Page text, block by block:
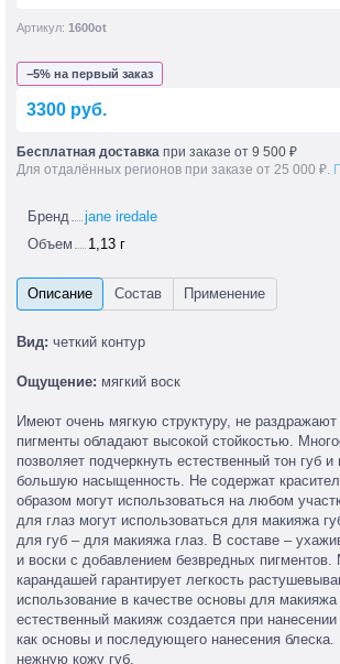
Артикул: 1600ot
−5% на первый заказ
3300 руб.
Бесплатная доставка при заказе от 9 500 ₽
Для отдалённых регионов при заказе от 25 000 ₽.
Бренд
jane iredale
Объем
1,13 г
Вид: четкий контур
Ощущение: мягкий воск
Имеют очень мягкую структуру, не
пигменты обладают высокой стойкостью.
позволяет подчеркнуть естественный тон губ
большую насыщенность. Не содержат
образом могут использоваться на любом
для глаз могут использоваться для макияжа
для губ – для макияжа глаз. В составе –
и воски с добавлением безвредных
карандашей гарантирует легкость
использование в качестве основы для
естественный макияж создается при
как основы и последующего нанесения блеска.
нежную кожу губ.